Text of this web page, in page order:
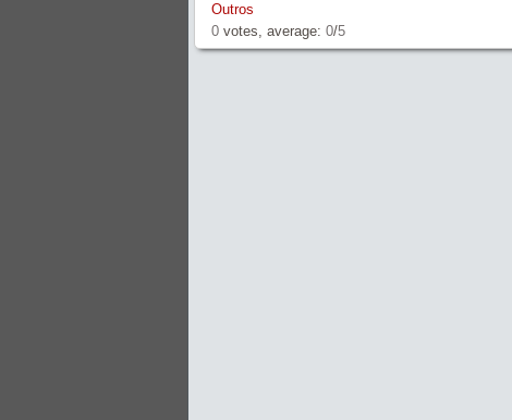
Outros
0 votes, average: 0/5